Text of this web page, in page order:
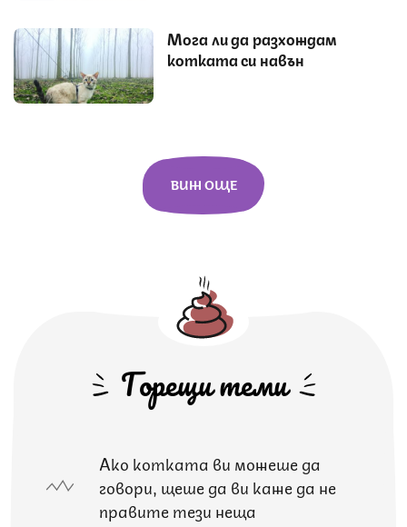
Мога ли да разхождам
котката си навън
ВИЖ ОЩЕ
Горещи теми
Ако котката ви можеше да
говори, щеше да ви каже да не
правите тези неща